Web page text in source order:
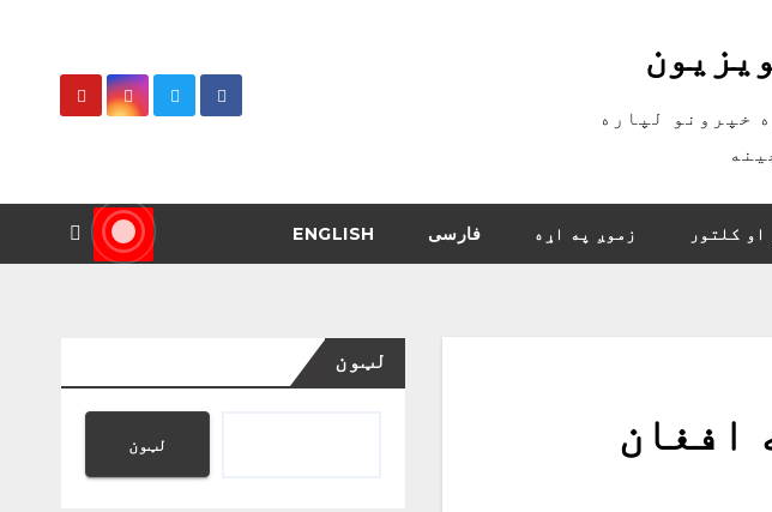
خپرونو لپاره
او کلتور زموږ په اړه فارسی ENGLISH
سند کې ۱۸۰۰ تنه افغان
لټون
لټون